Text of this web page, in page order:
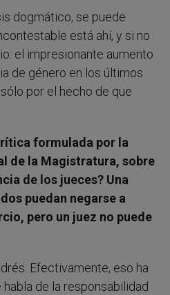
dogmático, se puede
está ahí, y si no
el impresionante aumento
de género en los últimos
por el hecho de que
formulada por la
de la Magistratura, sobre
de los jueces? Una
puedan negarse a
pero un juez no puede
Efectivamente, eso ha
de la responsabilidad